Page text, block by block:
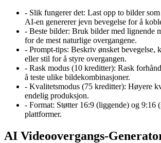
- Slik fungerer det: Last opp to bilder
AI-en genererer jevn bevegelse for å
- Beste bilder: Bruk bilder med lignende
for de mest naturlige overgangene.
- Prompt-tips: Beskriv ønsket bevegelse,
eller stil for å styre overgangen.
- Rask modus (10 kreditter): Rask
å teste ulike bildekombinasjoner.
- Kvalitetsmodus (75 kreditter): Høyere
endelig produksjon.
- Format: Støtter 16:9 (liggende) og 9:16
plattformer.
AI Videoovergangs-